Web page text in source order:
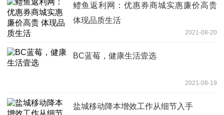
鳢鱼返利网：优惠券商城实惠廉价高贵
体现品质生活
2021-08-20
BC蓝莓，健康生活壹选
2021-08-19
盐城移动降本增效工作从细节入手